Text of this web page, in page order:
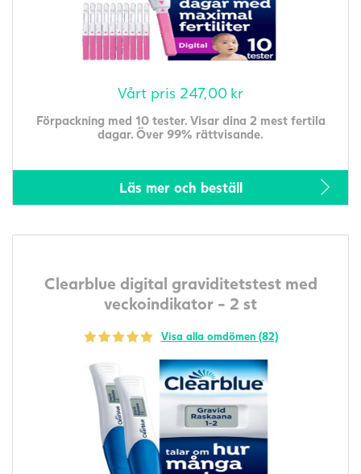
Vårt pris 247,00 kr
Förpackning med 10 tester. Visar dina 2 mest fertila
dagar. Över 99% rättvisande.
Läs mer och beställ
Clearblue digital graviditetstest med
veckoindikator - 2 st
Visa alla omdömen (82)